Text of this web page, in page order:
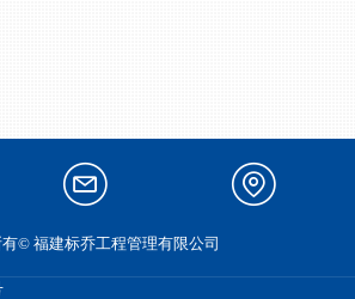
1731879674@qq.com 福建省龙岩市漳平市菁
城街道和平北路381号
有© 福建标乔工程管理有限公司